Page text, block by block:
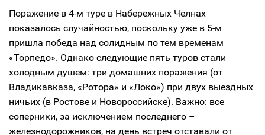
Поражение в 4-м туре в Набережных Челнах
показалось случайностью, поскольку уже в 5-м
пришла победа над солидным по тем временам
«Торпедо». Однако следующие пять туров стали
холодным душем: три домашних поражения (от
Владикавказа, «Ротора» и «Локо») при двух выездных
ничьих (в Ростове и Новороссийске). Важно: все
соперники, за исключением последнего –
железнодорожников, на день встреч отставали от